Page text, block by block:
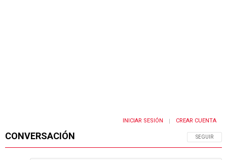
CONVERSACIÓN SIGA ESTA
SEGUIR
INICIAR SESIÓN CREAR CUENTA